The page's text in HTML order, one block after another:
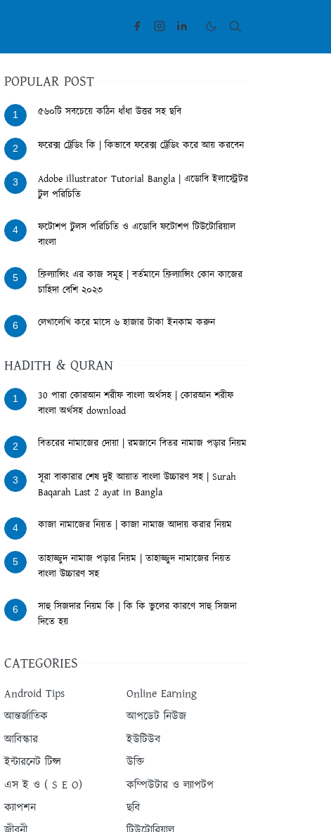
POPULAR POST
1 ৫৬০টি সবচেয়ে কঠিন ধাঁধা উত্তর সহ ছবি
2 ফরেক্স ট্রেডিং কি | কিভাবে ফরেক্স ট্রেডিং করে আয় করবেন
3
Adobe illustrator Tutorial Bangla | এডোবি ইলাস্ট্রেটর
টুল পরিচিতি
4
ফটোশপ টুলস পরিচিতি ও এডোবি ফটোশপ টিউটোরিয়াল
বাংলা
5
ফ্রিল্যান্সিং এর কাজ সমূহ | বর্তমানে ফ্রিল্যান্সিং কোন কাজের
চাহিদা বেশি ২০২৩
6 লেখালেখি করে মাসে ৬ হাজার টাকা ইনকাম করুন
HADITH & QURAN
1
30 পারা কোরআন শরীফ বাংলা অর্থসহ | কোরআন শরীফ
বাংলা অর্থসহ download
2 বিতরের নামাজের দোয়া | রমজানে বিতর নামাজ পড়ার নিয়ম
3
সূরা বাকারার শেষ দুই আয়াত বাংলা উচ্চারণ সহ | Surah
Baqarah Last 2 ayat in Bangla
4 কাজা নামাজের নিয়ত | কাজা নামাজ আদায় করার নিয়ম
5
তাহাজ্জুদ নামাজ পড়ার নিয়ম | তাহাজ্জুদ নামাজের নিয়ত
বাংলা উচ্চারণ সহ
6
সাহু সিজদার নিয়ম কি | কি কি ভুলের কারণে সাহু সিজদা
দিতে হয়
CATEGORIES
Android Tips
Online Earning
আন্তর্জাতিক
আপডেট নিউজ
আবিস্কার
ইউটিউব
ইন্টারনেট টিপ্স
উক্তি
এস ই ও ( S E O)
কম্পিউটার ও ল্যাপটপ
ক্যাপশন
ছবি